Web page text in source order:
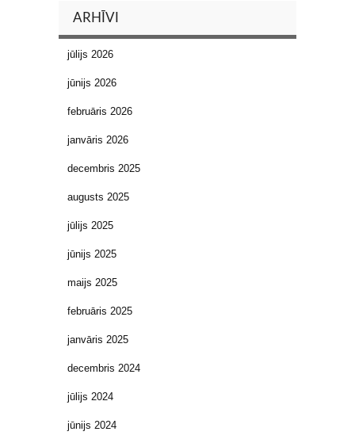
ARHĪVI
jūlijs 2026
jūnijs 2026
februāris 2026
janvāris 2026
decembris 2025
augusts 2025
jūlijs 2025
jūnijs 2025
maijs 2025
februāris 2025
janvāris 2025
decembris 2024
jūlijs 2024
jūnijs 2024